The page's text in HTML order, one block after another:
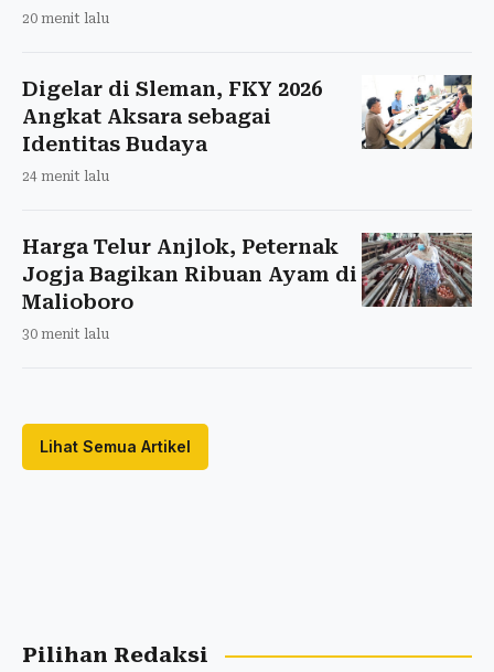
20 menit lalu
Digelar di Sleman, FKY 2026
Angkat Aksara sebagai
Identitas Budaya
24 menit lalu
Harga Telur Anjlok, Peternak
Jogja Bagikan Ribuan Ayam di
Malioboro
30 menit lalu
Lihat Semua Artikel
Pilihan Redaksi